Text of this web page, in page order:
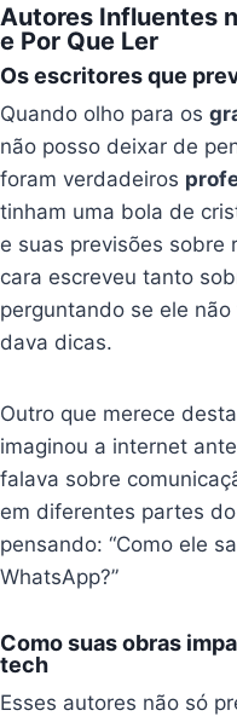
Autores Influentes
e Por Que Ler
Os escritores que
Quando olho para os
não posso deixar de
foram verdadeiros
tinham uma bola de
e suas previsões sobre
cara escreveu tanto
perguntando se ele
dava dicas.
Outro que merece
imaginou a internet
falava sobre
em diferentes partes
pensando: “Como ele
WhatsApp?”
Como suas obras
tech
Esses autores não só